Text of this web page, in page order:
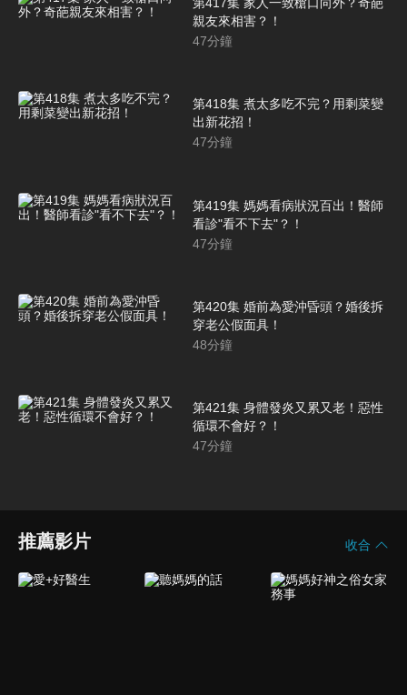
親友來相害？！
47分鐘
第418集 煮太多吃不完？用剩菜變
出新花招！
47分鐘
第419集 媽媽看病狀況百出！醫師
看診"看不下去"？！
47分鐘
第420集 婚前為愛沖昏頭？婚後拆
穿老公假面具！
48分鐘
第421集 身體發炎又累又老！惡性
循環不會好？！
47分鐘
推薦影片 收合